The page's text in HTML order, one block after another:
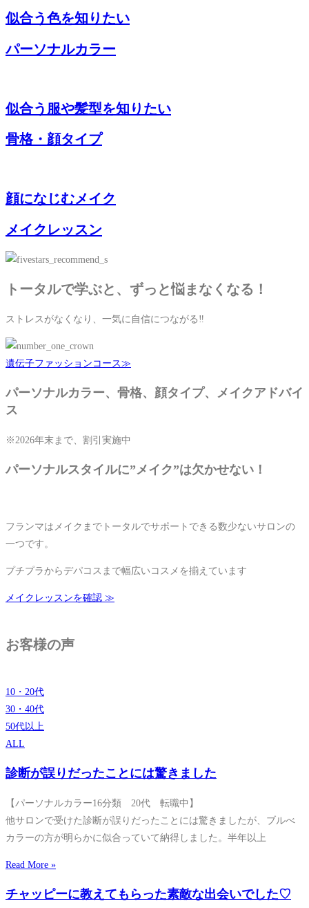
似合う色を知りたい
パーソナルカラー
似合う服や髪型を知りたい
骨格・顔タイプ
顔になじむメイク
メイクレッスン
トータルで学ぶと、ずっと悩まなくなる！
ストレスがなくなり、⼀気に⾃信につながる‼
遺伝⼦ファッションコース≫
パーソナルカラー、⻣格、顔タイプ、メイクアドバイ
ス
※2026年末まで、割引実施中
パーソナルスタイルに”メイク”は欠かせない！
フランマはメイクまでトータルでサポートできる数少ないサロンの
一つです。
プチプラからデパコスまで幅広いコスメを揃えています
メイクレッスンを確認 ≫
お客様の声
10・20代
30・40代
50代以上
ALL
診断が誤りだったことには驚きました
【パーソナルカラー16分類 20代 転職中】
他サロンで受けた診断が誤りだったことには驚きましたが、ブルべ
カラーの方が明らかに似合っていて納得しました。半年以上
Read More »
チャッピーに教えてもらった素敵な出会いでした♡